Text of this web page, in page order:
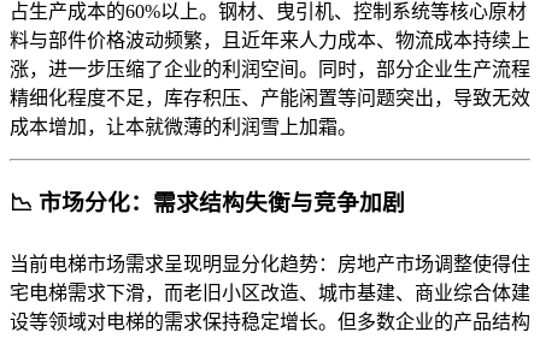
占生产成本的60%以上。钢材、曳引机、控制系统等核心原材
料与部件价格波动频繁，且近年来人力成本、物流成本持续上
涨，进一步压缩了企业的利润空间。同时，部分企业生产流程
精细化程度不足，库存积压、产能闲置等问题突出，导致无效
成本增加，让本就微薄的利润雪上加霜。
📉 市场分化：需求结构失衡与竞争加剧
当前电梯市场需求呈现明显分化趋势：房地产市场调整使得住
宅电梯需求下滑，而老旧小区改造、城市基建、商业综合体建
设等领域对电梯的需求保持稳定增长。但多数企业的产品结构